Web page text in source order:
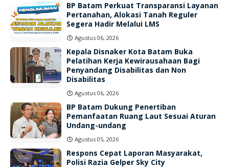
BP Batam Perkuat Transparansi Layanan
Pertanahan, Alokasi Tanah Reguler
Segera Hadir Melalui LMS
Agustus 06, 2026
Kepala Disnaker Kota Batam Buka
Pelatihan Kerja Kewirausahaan Bagi
Penyandang Disabilitas dan Non
Disabilitas
Agustus 06, 2026
BP Batam Dukung Penertiban
Pemanfaatan Ruang Laut Sesuai Aturan
Undang-undang
Agustus 05, 2026
Respons Cepat Laporan Masyarakat,
Polisi Razia Gelper Sky City